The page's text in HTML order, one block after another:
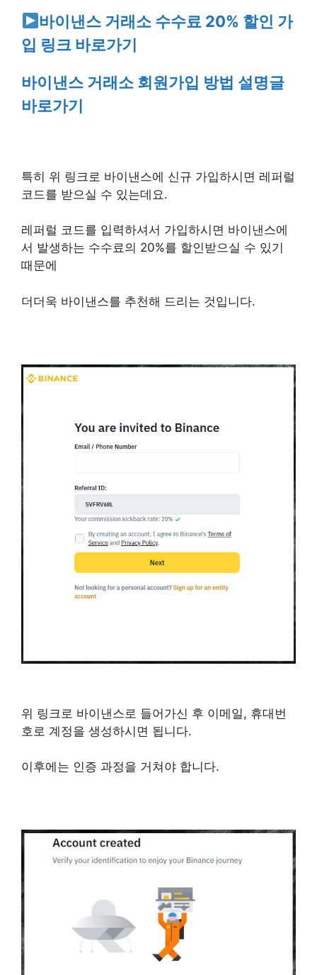
바이낸스 거래소 수수료 20% 할인 가
입 링크 바로가기
바이낸스 거래소 회원가입 방법 설명글
바로가기
특히 위 링크로 바이낸스에 신규 가입하시면 레퍼럴
코드를 받으실 수 있는데요.
레퍼럴 코드를 입력하셔서 가입하시면 바이낸스에
서 발생하는 수수료의 20%를 할인받으실 수 있기
때문에
더더욱 바이낸스를 추천해 드리는 것입니다.
위 링크로 바이낸스로 들어가신 후 이메일, 휴대번
호로 계정을 생성하시면 됩니다.
이후에는 인증 과정을 거쳐야 합니다.